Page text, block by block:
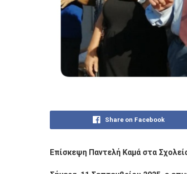
Share on Facebook
Επίσκεψη Παντελή Καμά στα